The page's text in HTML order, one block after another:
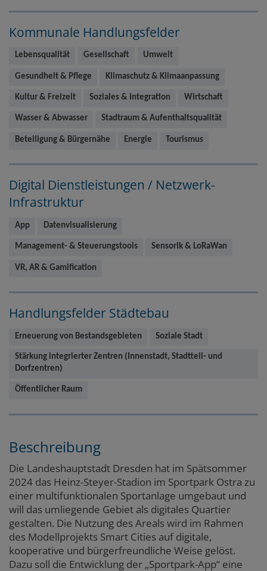
Kommunale Handlungsfelder
Lebensqualität Gesellschaft Umwelt
Gesundheit & Pflege Klimaschutz & Klimaanpassung
Kultur & Freizeit Soziales & Integration Wirtschaft
Wasser & Abwasser Stadtraum & Aufenthaltsqualität
Beteiligung & Bürgernähe Energie Tourismus
Digital Dienstleistungen / Netzwerk-
Infrastruktur
App Datenvisualisierung
Management- & Steuerungstools Sensorik & LoRaWan
VR, AR & Gamification
Handlungsfelder Städtebau
Erneuerung von Bestandsgebieten Soziale Stadt
Stärkung integrierter Zentren (Innenstadt, Stadtteil- und
Dorfzentren)
Öffentlicher Raum
Beschreibung
Die Landeshauptstadt Dresden hat im Spätsommer
2024 das Heinz-Steyer-Stadion im Sportpark Ostra zu
einer multifunktionalen Sportanlage umgebaut und
will das umliegende Gebiet als digitales Quartier
gestalten. Die Nutzung des Areals wird im Rahmen
des Modellprojekts Smart Cities auf digitale,
kooperative und bürgerfreundliche Weise gelöst.
Dazu soll die Entwicklung der „Sportpark-App“ eine